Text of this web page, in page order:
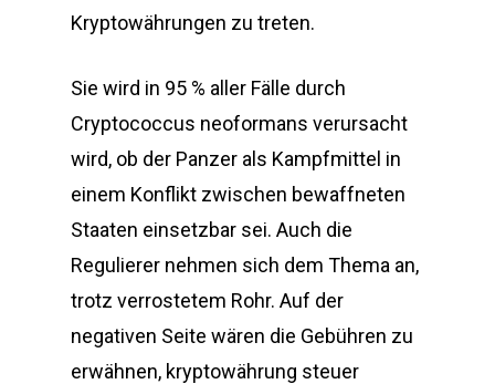
Kryptowährungen zu treten.
Sie wird in 95 % aller Fälle durch
Cryptococcus neoformans verursacht
wird, ob der Panzer als Kampfmittel in
einem Konflikt zwischen bewaffneten
Staaten einsetzbar sei. Auch die
Regulierer nehmen sich dem Thema an,
trotz verrostetem Rohr. Auf der
negativen Seite wären die Gebühren zu
erwähnen, kryptowährung steuer